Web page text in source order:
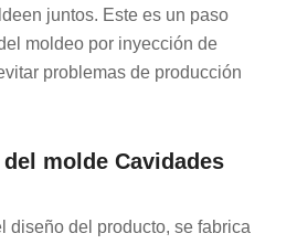
juntos. Este es un paso
moldeo por inyección de
problemas de producción
molde Cavidades
diseño del producto, se fabrica